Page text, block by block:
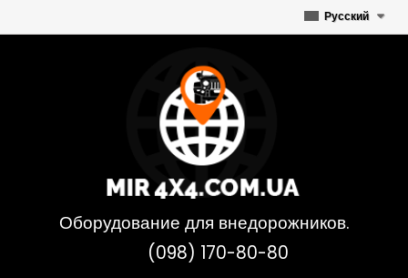
Русский
Оборудование для внедорожников.
(098) 170-80-80